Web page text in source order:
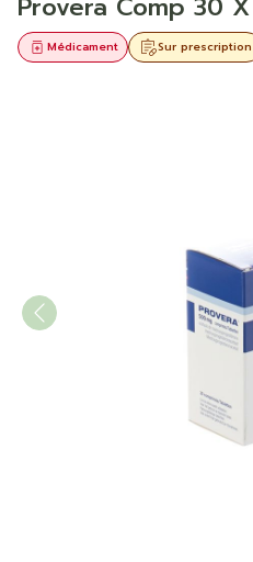
Sur prescription
Médicament